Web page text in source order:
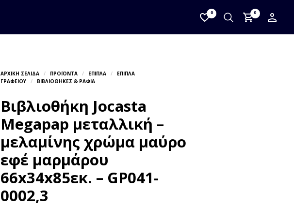
0 0
Βιβλιοθήκη Jocasta
Megapap μεταλλική –
μελαμίνης χρώμα μαύρο
εφέ μαρμάρου
66x34x85εκ. – GP041-
0002,3